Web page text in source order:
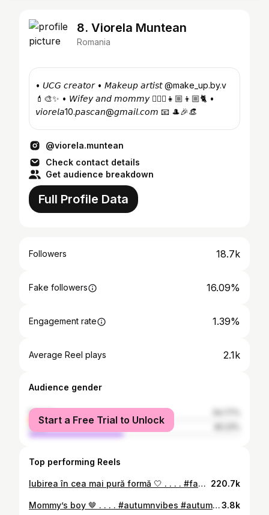
8. Viorela Muntean
Romania
• 𝘜𝘊𝘎 𝘤𝘳𝘦𝘢𝘵𝘰𝘳 • 𝘔𝘢𝘬𝘦𝘶𝘱 𝘢𝘳𝘵𝘪𝘴𝘵 @make_up.by.v
💄🎨✨ • 𝘞𝘪𝘧𝘦𝘺 𝘢𝘯𝘥 𝘮𝘰𝘮𝘮𝘺 👩‍❤️‍👨👧🏼👦🏼🐈 •
𝘷𝘪𝘰𝘳𝘦𝘭𝘢10.𝘱𝘢𝘴𝘤𝘢𝘯@𝘨𝘮𝘢𝘪𝘭.𝘤𝘰𝘮 📧 🎩🎉👒
@viorela.muntean
Check contact details
Get audience breakdown
Full Profile Data
Followers 18.7k
Fake followers 16.09%
Engagement rate 1.39%
Average Reel plays 2.1k
Audience gender
female
male
Start a Free Trial to Unlock
Top performing Reels
Iubirea în cea mai pură formă 🤍 . . . . #family #familygoals #familylife #mommyanddaddy #momanddad 220.7k
Mommy’s boy 🤎 . . . . #autumnvibes #autumnoutfit #mommyandson #mommyhood3.8k